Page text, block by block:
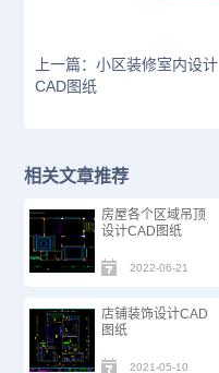
上一篇：小区装修室内设计
CAD图纸
相关文章推荐
房屋各个区域吊顶
设计CAD图纸
2022-06-21
店铺装饰设计CAD
图纸
2021-05-10